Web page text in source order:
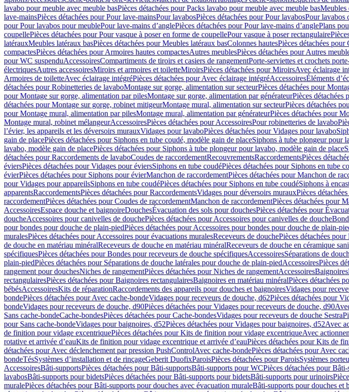
lavabo pour meuble avec meuble basPièces détachées pour Packs lavabo pour meuble avec meuble basMeubles
lave-mainsPièces détachées pour Pour lave-mainsPour lavabosPièces détachées pour Pour lavabosPour lavabos
pour Pour lavabos pour meublePour lave-mains d’anglePièces détachées pour Pour lave-mains d’anglePlans
coupellePièces détachées pour Pour vasque à poser en forme de coupellePour vasque à poser rectangulaire
latérauxMeubles latéraux basPièces détachées pour Meubles latéraux basColonnes hautesPièces détachées pour
compactesPièces détachées pour Armoires hautes compactesAutres meublesPièces détachées pour Autres
pour WC suspenduAccessoiresCompartiments de tiroirs et casiers de rangementPorte-serviettes et crochets
électriquesAutres accessoiresMiroirs et armoires et toiletteMiroirsPièces détachées pour MiroirsAvec éclairage
Armoires de toiletteAvec éclairage intégréPièces détachées pour Avec éclairage intégréAccessoiresÉléments
détachées pour Robinetteries de lavaboMontage sur gorge, alimentation sur secteurPièces détachées pour
pour Montage sur gorge, alimentation par pilesMontage sur gorge, alimentation par générateurPièces détachées
détachées pour Montage sur gorge, robinet mitigeurMontage mural, alimentation sur secteurPièces détachées
pour Montage mural, alimentation par pilesMontage mural, alimentation par générateurPièces détachées pour
Montage mural, robinet mélangeurAccessoiresPièces détachées pour AccessoiresPour robinetteries de lavabo
l’évier, les appareils et les déversoirs murauxVidages pour lavaboPièces détachées pour Vidages pour lavabo
gain de placePièces détachées pour Siphons en tube coudé, modèle gain de placeSiphons à tube plongeur pour
lavabo, modèle gain de placePièces détachées pour Siphons à tube plongeur pour lavabo, modèle gain de place
détachées pour Raccordements de lavaboCoudes de raccordementRecouvrementsRaccordementsPièces
éviersPièces détachées pour Vidages pour éviersSiphons en tube coudéPièces détachées pour Siphons en tube
évierPièces détachées pour Siphons pour évierManchon de raccordementPièces détachées pour Manchon de
pour Vidages pour appareilsSiphons en tube coudéPièces détachées pour Siphons en tube coudéSiphons à
apparentsRaccordementsPièces détachées pour RaccordementsVidages pour déversoirs murauxPièces
raccordementPièces détachées pour Coudes de raccordementManchon de raccordementPièces détachées pour
AccessoiresEspace douche et baignoireDouchesÉvacuation des sols pour douchesPièces détachées pour
doucheAccessoires pour canivelles de douchePièces détachées pour Accessoires pour canivelles de douche
pour bondes pour douche de plain-piedPièces détachées pour Accessoires pour bondes pour douche de plain-
muralesPièces détachées pour Accessoires pour évacuations muralesReceveurs de douchePièces détachées
de douche en matériau minéralReceveurs de douche en matériau minéralReceveurs de douche en céramique
spécifiquesPièces détachées pour Bondes pour receveurs de douche spécifiquesAccessoiresSéparations de
plain-piedPièces détachées pour Séparations de douche latérales pour douche de plain-piedAccessoiresPièces
rangement pour douchesNiches de rangementPièces détachées pour Niches de rangementAccessoiresBaignoires
rectangulairesPièces détachées pour Baignoires rectangulairesBaignoires en matériau minéralPièces détachées
bébésAccessoiresKits de réparationRaccordements des appareils pour douches et baignoiresVidages pour
bondePièces détachées pour Avec cache-bondeVidages pour receveurs de douche, d62Pièces détachées pour
bondeVidages pour receveurs de douche, d90Pièces détachées pour Vidages pour receveurs de douche, d90
Sans cache-bondeCache-bondesPièces détachées pour Cache-bondesVidages pour receveurs de douche Sestra
pour Sans cache-bondeVidages pour baignoires, d52Pièces détachées pour Vidages pour baignoires, d52Avec
de finition pour vidage excentriquePièces détachées pour Kits de finition pour vidage excentriqueAvec
rotative et arrivée d’eauKits de finition pour vidage excentrique et arrivée d’eauPièces détachées pour Kits de
détachées pour Avec déclenchement par pression PushControlAvec cache-bondePièces détachées pour Avec
bondeTésSystèmes d’installation et de rinçageGeberit DuofixParoisPièces détachées pour ParoisSystèmes
AccessoiresBâti-supportsPièces détachées pour Bâti-supportsBâti-supports pour WCPièces détachées pour
lavabosBâti-supports pour bidetsPièces détachées pour Bâti-supports pour bidetsBâti-supports pour urinoirs
muralePièces détachées pour Bâti-supports pour douches avec évacuation muraleBâti-supports pour douches et